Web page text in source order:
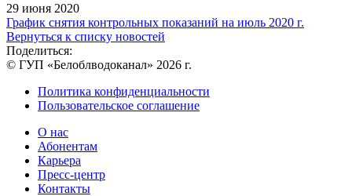
29 июня 2020
График снятия контрольных показаний на июль 2020 г.
Вернуться к списку новостей
Поделиться:
© ГУП «Белоблводоканал» 2026 г.
Политика конфиденциальности
Пользовательское соглашение
О нас
Абонентам
Карьера
Пресс-центр
Контакты